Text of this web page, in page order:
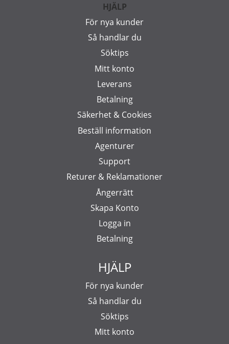
HJÄLP
För nya kunder
Så handlar du
Söktips
Mitt konto
Leverans
Betalning
Säkerhet & Cookies
Beställ information
Agenturer
Support
Returer & Reklamationer
Ångerrätt
Skapa Konto
Logga in
Betalning
HJÄLP
För nya kunder
Så handlar du
Söktips
Mitt konto